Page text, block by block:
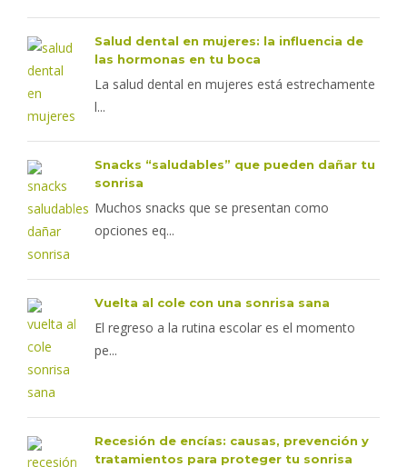
Salud dental en mujeres: la influencia de
las hormonas en tu boca
La salud dental en mujeres está estrechamente
l...
Snacks “saludables” que pueden dañar tu
sonrisa
Muchos snacks que se presentan como
opciones eq...
Vuelta al cole con una sonrisa sana
El regreso a la rutina escolar es el momento
pe...
Recesión de encías: causas, prevención y
tratamientos para proteger tu sonrisa